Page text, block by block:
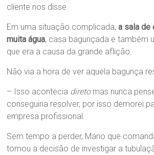
cliente nos disse.
Em uma situação complicada, a sala de
muita água, casa bagunçada e também
que era a causa da grande aflição.
Não via a hora de ver aquela bagunça
– Isso acontecia diretomas nunca
conseguiria resolver, por isso demorei
empresa profissional.
Sem tempo a perder, Mário que
tomou a decisão de investigar a